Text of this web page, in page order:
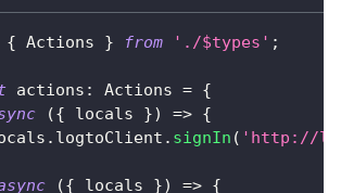
{ Actions } from './$types' ;
actions : Actions = {
({ locals }) => {
. logtoClient . signIn ( 'http://
({ locals }) => {